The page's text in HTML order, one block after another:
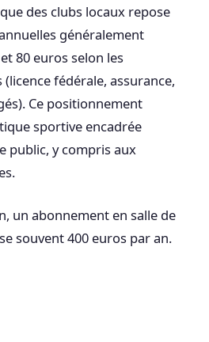
des clubs locaux repose
généralement
80 euros selon les
fédérale, assurance,
Ce positionnement
sportive encadrée
public, y compris aux
un abonnement en salle de
souvent 400 euros par an.